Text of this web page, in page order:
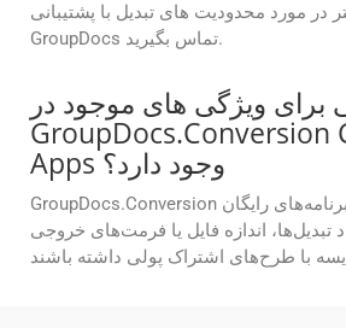
در مورد محدودیت های تبدیل با پشتیبانی
GroupDocs تماس بگیرید.
برای ویژگی های موجود در
GroupDocs.Conversion
Apps وجود دارد؟
GroupDocs.Conversion برنامه‌های رایگان Cloud ممکن است
تبدیل‌ها، اندازه فایل یا فرمت‌های خروجی